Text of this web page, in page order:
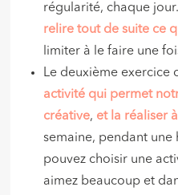
régularité, chaque
relire tout de suite ce
limiter à le faire une
Le deuxième exercice
activité qui permet
créative, et la réaliser
semaine, pendant une
pouvez choisir une
aimez beaucoup et